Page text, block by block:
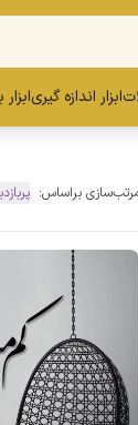
ابزار اندازه گیری
براساس: